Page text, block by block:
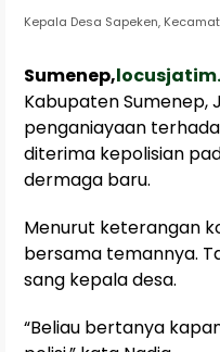
Kepala Desa Sapeken,
Sumenep,
Kabupaten Sumenep,
penganiayaan
diterima kepolisian
dermaga baru.
Menurut keterangan
bersama temannya.
sang kepala desa.
“Beliau bertanya